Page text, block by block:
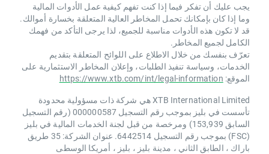
يجب عليك أن تفكر فيما إذا كنت تفهم كيفية عمل الأدوات المالية
وما إذا كان بإمكانك تحمل المخاطر العالية المتعلقة بخسارة أموالك.
قد لا تكون هذه الأدوات مناسبة للجميع، لذا يرجى التأكد من فهمك
الكامل لجميع المخاطر.
تعرّف بنفسك من خلال الاطلاع على اللوائح المتعلقة بتقديم
الخدمات، وسياسة تنفيذ الطلبات، وإعلان المخاطر الاستثمارية على
الموقع: https://www.xtb.com/int/legal-information
XTB International Limited هي شركة ذات مسؤولية محدودة
تأسست في بليز بموجب رقم التسجيل 000000587 (رقم التسجيل
السابق 153,939) ومرخصة من قبل لجنة الخدمات المالية في بليز
(FSC) بموجب رقم التسجيل 6442514. عنوان الشركة: 35 طريق
باراك ، الطابق الثاني ، مدينة بليز ، بليز ، أمريكا الوسطى